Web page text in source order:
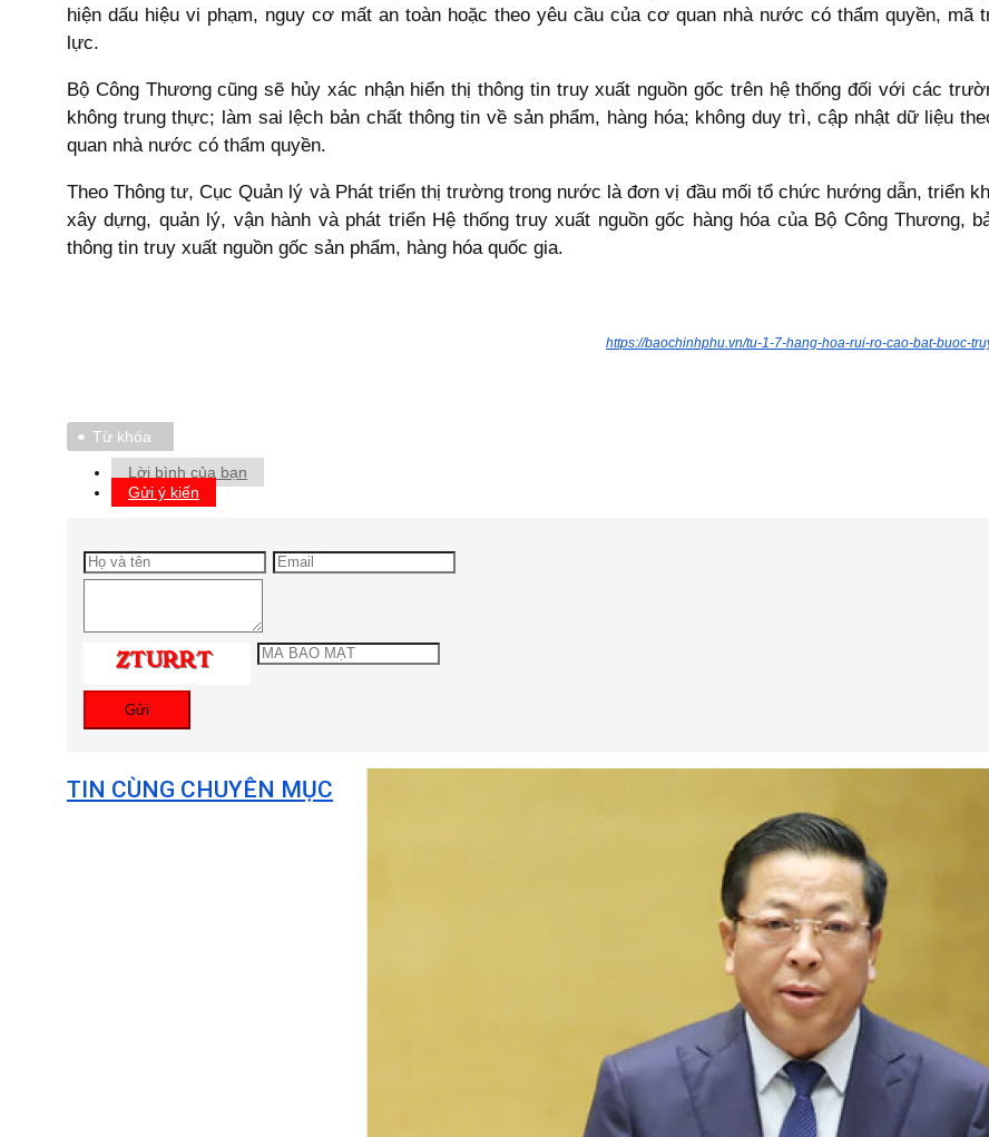
hiện dấu hiệu vi phạm, nguy cơ mất an toàn hoặc theo yêu cầu của cơ quan nhà nước có thẩm quyền, mã
lực.
Bộ Công Thương cũng sẽ hủy xác nhận hiển thị thông tin truy xuất nguồn gốc trên hệ thống đối với các
không trung thực; làm sai lệch bản chất thông tin về sản phẩm, hàng hóa; không duy trì, cập nhật dữ liệu
quan nhà nước có thẩm quyền.
Theo Thông tư, Cục Quản lý và Phát triển thị trường trong nước là đơn vị đầu mối tổ chức hướng dẫn, triển
xây dựng, quản lý, vận hành và phát triển Hệ thống truy xuất nguồn gốc hàng hóa của Bộ Công Thương,
thông tin truy xuất nguồn gốc sản phẩm, hàng hóa quốc gia.
https://baochinhphu.vn/tu-1-7-hang-hoa-rui-ro-cao-bat-buoc-
Từ khóa
Lời bình của bạn
Gửi ý kiến
Gửi
TIN CÙNG CHUYÊN MỤC